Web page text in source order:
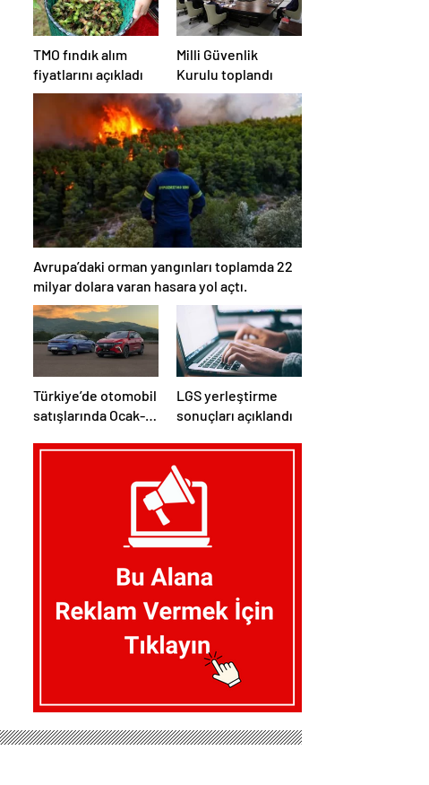
TMO fındık alım
fiyatlarını açıkladı
Milli Güvenlik
Kurulu toplandı
Avrupa’daki orman yangınları toplamda 22
milyar dolara varan hasara yol açtı.
Türkiye’de otomobil
satışlarında Ocak-
döneminde
LGS yerleştirme
sonuçları açıklandı